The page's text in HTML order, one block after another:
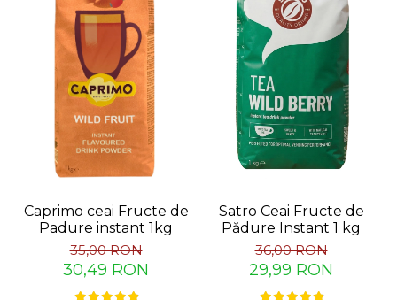
Caprimo ceai Fructe de
Padure instant 1kg
35,00 RON
30,49 RON
Satro Ceai Fructe de
Pădure Instant 1 kg
36,00 RON
29,99 RON